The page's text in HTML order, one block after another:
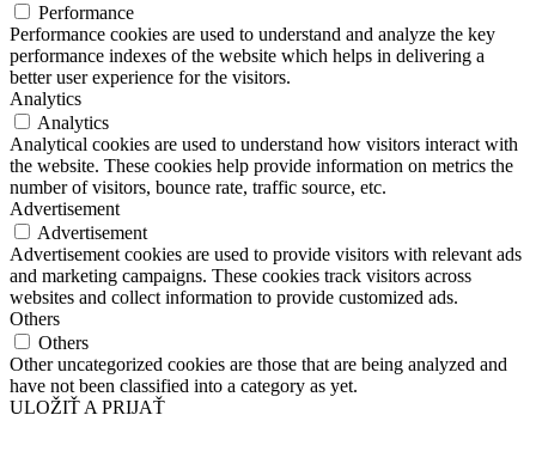
Performance
Performance cookies are used to understand and analyze the key
performance indexes of the website which helps in delivering a
better user experience for the visitors.
Analytics
Analytics
Analytical cookies are used to understand how visitors interact with
the website. These cookies help provide information on metrics the
number of visitors, bounce rate, traffic source, etc.
Advertisement
Advertisement
Advertisement cookies are used to provide visitors with relevant ads
and marketing campaigns. These cookies track visitors across
websites and collect information to provide customized ads.
Others
Others
Other uncategorized cookies are those that are being analyzed and
have not been classified into a category as yet.
ULOŽIŤ A PRIJAŤ